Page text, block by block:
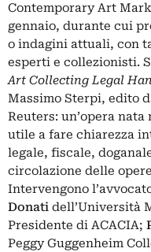
Contemporary Art
gennaio, durante cui
o indagini attuali, con
esperti e collezionisti.
Art Collecting Legal
Massimo Sterpi, edito
Reuters: un’opera
utile a fare chiarezza
legale, fiscale,
circolazione delle
Intervengono
Donati dell’Università
Presidente di ACACIA;
Peggy Guggenheim